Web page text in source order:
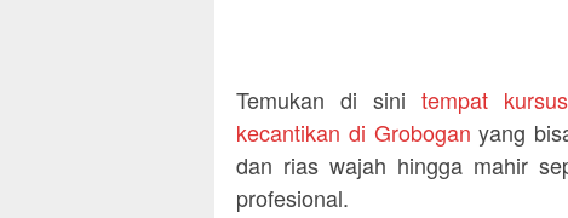
Temukan di sinitempat
kecantikan di Grobogan yang
dan rias wajah hingga mahir
profesional.